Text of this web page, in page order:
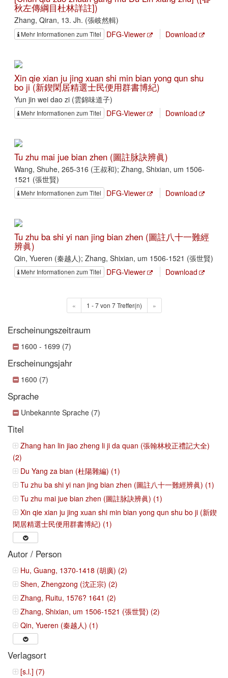
秋左傳綱目杜林詳註])
Zhang, Qiran, 13. Jh. (張岐然輯)
Mehr Informationen zum Titel DFG-Viewer Download
Xin qie xian ju jing xuan shi min bian yong qun shu
bo ji (新鍥閑居精選士民便用群書博紀)
Yun jin wei dao zi (雲錦味道子)
Mehr Informationen zum Titel DFG-Viewer Download
Tu zhu mai jue bian zhen (圖註脉訣辨眞)
Wang, Shuhe, 265-316 (王叔和); Zhang, Shixian, um 1506-
1521 (張世賢)
Mehr Informationen zum Titel DFG-Viewer Download
Tu zhu ba shi yi nan jing bian zhen (圖註八十一難經
辨眞)
Qin, Yueren (秦越人); Zhang, Shixian, um 1506-1521 (張世賢)
Mehr Informationen zum Titel DFG-Viewer Download
« 1 - 7 von 7 Treffer(n) »
Erscheinungszeitraum
1600 - 1699 (7)
Erscheinungsjahr
1600 (7)
Sprache
Unbekannte Sprache (7)
Titel
Zhang han lin jiao zheng li ji da quan (張翰林校正禮記大全)
(2)
Du Yang za bian (杜陽雜編) (1)
Tu zhu ba shi yi nan jing bian zhen (圖註八十一難經辨眞) (1)
Tu zhu mai jue bian zhen (圖註脉訣辨眞) (1)
Xin qie xian ju jing xuan shi min bian yong qun shu bo ji (新鍥
閑居精選士民便用群書博紀) (1)
Autor / Person
Hu, Guang, 1370-1418 (胡廣) (2)
Shen, Zhengzong (沈正宗) (2)
Zhang, Ruitu, 1576? 1641 (2)
Zhang, Shixian, um 1506-1521 (張世賢) (2)
Qin, Yueren (秦越人) (1)
Verlagsort
[s.l.] (7)